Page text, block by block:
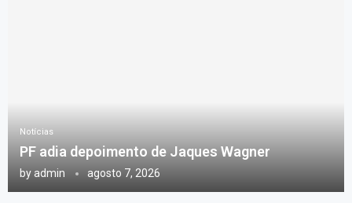
Notícias
PF adia depoimento de Jaques Wagner
by admin agosto 7, 2026